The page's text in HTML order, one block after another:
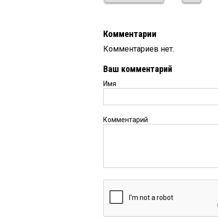
Комментарии
Комментариев нет.
Ваш комментарий
Имя
Комментарий